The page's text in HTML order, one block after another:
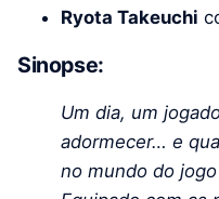
Ryota Takeuchi
Sinopse:
Um dia, um
adormecer… e
no mundo do